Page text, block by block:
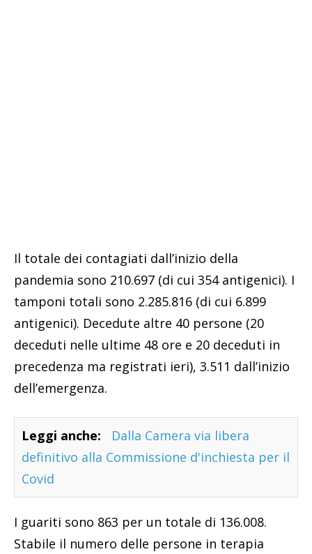
Il totale dei contagiati dall’inizio della
pandemia sono 210.697 (di cui 354 antigenici). I
tamponi totali sono 2.285.816 (di cui 6.899
antigenici). Decedute altre 40 persone (20
deceduti nelle ultime 48 ore e 20 deceduti in
precedenza ma registrati ieri), 3.511 dall’inizio
dell’emergenza.
Leggi anche:
Dalla Camera via libera
definitivo alla Commissione d'inchiesta per il
Covid
I guariti sono 863 per un totale di 136.008.
Stabile il numero delle persone in terapia